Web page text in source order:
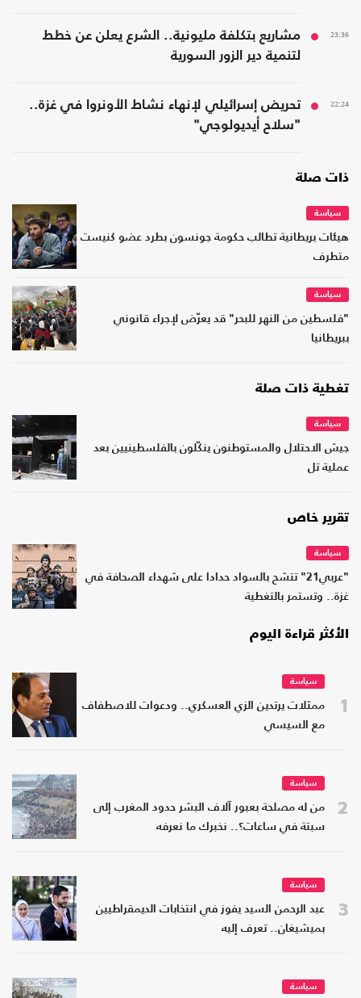
23:36
مشاريع بتكلفة مليونية.. الشرع يعلن عن خطط
لتنمية دير الزور السورية
22:24
تحريض إسرائيلي لإنهاء نشاط الأونروا في غزة..
"سلاح أيديولوجي"
ذات صلة
سياسة
هيئات بريطانية تطالب حكومة جونسون بطرد عضو كنيست
متطرف
سياسة
"فلسطين من النهر للبحر" قد يعرّض لإجراء قانوني
ببريطانيا
تغطية ذات صلة
سياسة
جيش الاحتلال والمستوطنون ينكّلون بالفلسطينيين بعد
عملية تل
تقرير خاص
سياسة
"عربي21" تتشح بالسواد حدادا على شهداء الصحافة في
غزة.. وتستمر بالتغطية
الأكثر قراءة اليوم
1
سياسة
ممثلات يرتدين الزي العسكري.. ودعوات للاصطفاف
مع السيسي
2
سياسة
من له مصلحة بعبور آلاف البشر حدود المغرب إلى
سبتة في ساعات؟.. نخبرك ما نعرفه
3
سياسة
عبد الرحمن السيد يفوز في انتخابات الديمقراطيين
بميشيغان.. تعرف إليه
سياسة